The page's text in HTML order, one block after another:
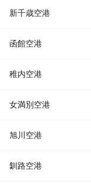
新千歳空港
函館空港
稚内空港
女満別空港
旭川空港
釧路空港